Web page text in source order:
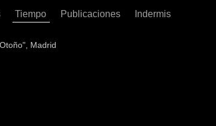
Tiempo Publicaciones Indermis
Madrid